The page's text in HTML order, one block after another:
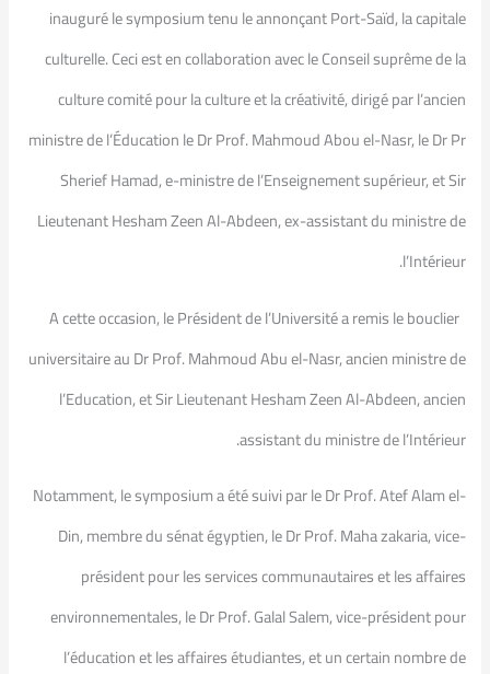
inauguré le symposium tenu le annonçant Port-Saïd, la capitale
culturelle. Ceci est en collaboration avec le Conseil suprême de la
culture comité pour la culture et la créativité, dirigé par l’ancien
ministre de l’Éducation le Dr Prof. Mahmoud Abou el-Nasr, le Dr Pr
Sherief Hamad, e-ministre de l’Enseignement supérieur, et Sir
Lieutenant Hesham Zeen Al-Abdeen, ex-assistant du ministre de
l’Intérieur.
A cette occasion, le Président de l’Université a remis le bouclier
universitaire au Dr Prof. Mahmoud Abu el-Nasr, ancien ministre de
l’Education, et Sir Lieutenant Hesham Zeen Al-Abdeen, ancien
assistant du ministre de l’Intérieur.
Notamment, le symposium a été suivi par le Dr Prof. Atef Alam el-
Din, membre du sénat égyptien, le Dr Prof. Maha zakaria, vice-
président pour les services communautaires et les affaires
environnementales, le Dr Prof. Galal Salem, vice-président pour
l’éducation et les affaires étudiantes, et un certain nombre de